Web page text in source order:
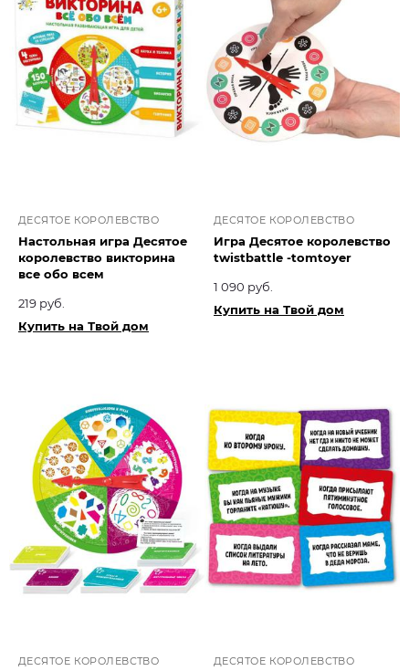
ДЕСЯТОЕ КОРОЛЕВСТВО
Настольная игра Десятое
королевство викторина
все обо всем
219 руб.
Купить на Твой дом
ДЕСЯТОЕ КОРОЛЕВСТВО
Игра Десятое королевство
twistbattle -tomtoyer
1 090 руб.
Купить на Твой дом
ДЕСЯТОЕ КОРОЛЕВСТВО ДЕСЯТОЕ КОРОЛЕВСТВО